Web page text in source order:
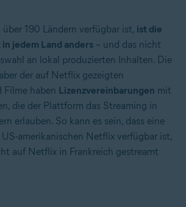
190 Ländern verfügbar ist, ist die
jedem Land anders – und das nicht
an lokal produzierten Inhalten. Die
der auf Netflix gezeigten
Filme haben Lizenzvereinbarungen mit
die der Plattform das Streaming in
erlauben. So kann es sein, dass eine
US-amerikanischen Netflix verfügbar ist,
auf Netflix in Frankreich gestreamt